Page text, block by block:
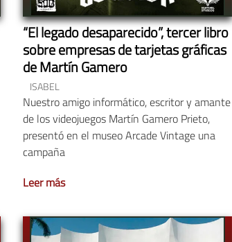
“El legado desaparecido”, tercer libro
sobre empresas de tarjetas gráficas
de Martín Gamero
ISABEL
Nuestro amigo informático, escritor y amante
de los videojuegos Martín Gamero Prieto,
presentó en el museo Arcade Vintage una
campaña
Leer más